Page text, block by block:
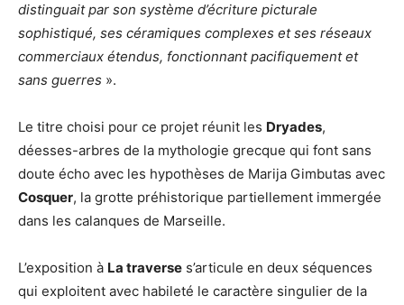
distinguait par son système d’écriture picturale
sophistiqué, ses céramiques complexes et ses réseaux
commerciaux étendus, fonctionnant pacifiquement et
sans guerres ».
Le titre choisi pour ce projet réunit les Dryades,
déesses-arbres de la mythologie grecque qui font sans
doute écho avec les hypothèses de Marija Gimbutas avec
Cosquer, la grotte préhistorique partiellement immergée
dans les calanques de Marseille.
L’exposition à La traverse s’articule en deux séquences
qui exploitent avec habileté le caractère singulier de la